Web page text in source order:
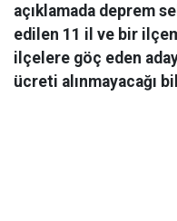
açıklamada deprem
edilen 11 il ve bir
ilçelere göç eden
ücreti alınmayacağı